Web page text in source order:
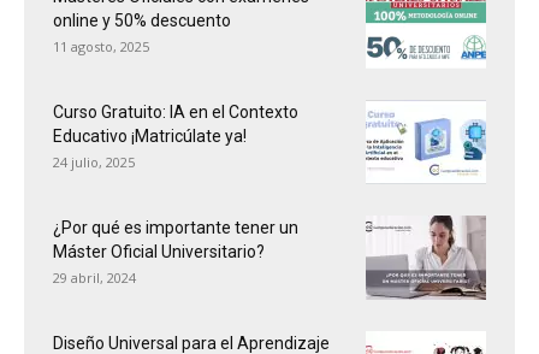
online y 50% descuento
11 agosto, 2025
Curso Gratuito: IA en el Contexto
Educativo ¡Matricúlate ya!
24 julio, 2025
¿Por qué es importante tener un
Máster Oficial Universitario?
29 abril, 2024
Diseño Universal para el Aprendizaje